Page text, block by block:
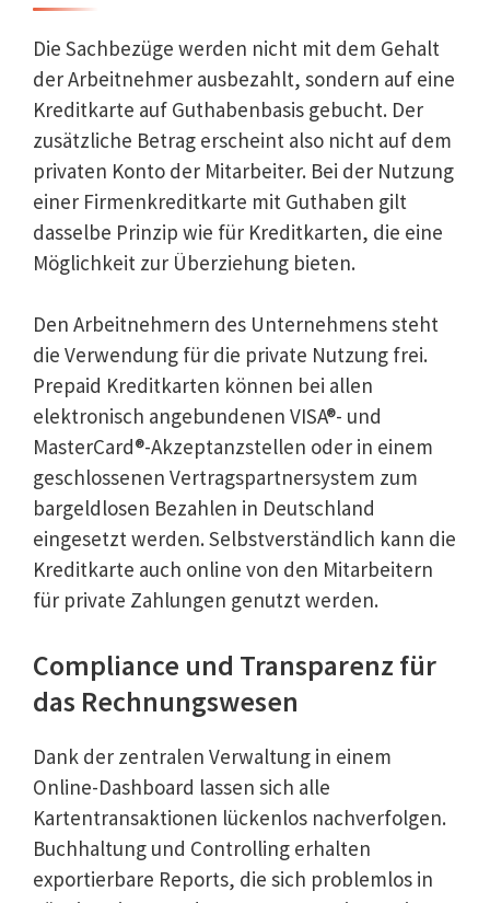
Die Sachbezüge werden nicht mit dem Gehalt
der Arbeitnehmer ausbezahlt, sondern auf eine
Kreditkarte auf Guthabenbasis gebucht. Der
zusätzliche Betrag erscheint also nicht auf dem
privaten Konto der Mitarbeiter. Bei der Nutzung
einer Firmenkreditkarte mit Guthaben gilt
dasselbe Prinzip wie für Kreditkarten, die eine
Möglichkeit zur Überziehung bieten.
Den Arbeitnehmern des Unternehmens steht
die Verwendung für die private Nutzung frei.
Prepaid Kreditkarten können bei allen
elektronisch angebundenen VISA®- und
MasterCard®-Akzeptanzstellen oder in einem
geschlossenen Vertragspartnersystem zum
bargeldlosen Bezahlen in Deutschland
eingesetzt werden. Selbstverständlich kann die
Kreditkarte auch online von den Mitarbeitern
für private Zahlungen genutzt werden.
Compliance und Transparenz für
das Rechnungswesen
Dank der zentralen Verwaltung in einem
Online-Dashboard lassen sich alle
Kartentransaktionen lückenlos nachverfolgen.
Buchhaltung und Controlling erhalten
exportierbare Reports, die sich problemlos in